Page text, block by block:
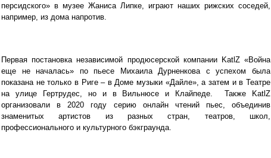
персидского» в музее Жаниса Липке, играют наших рижских соседей,
например, из дома напротив.
Первая постановка независимой продюсерской компании KatlZ «Война
еще не началась» по пьесе Михаила Дурненкова с успехом была
показана не только в Риге – в Доме музыки «Дайле», а затем и в Театре
на улице Гертрудес, но и в Вильнюсе и Клайпеде. Также KatlZ
организовали в 2020 году серию онлайн чтений пьес, объединив
знаменитых артистов из разных стран, театров, школ,
профессионального и культурного бэкграунда.